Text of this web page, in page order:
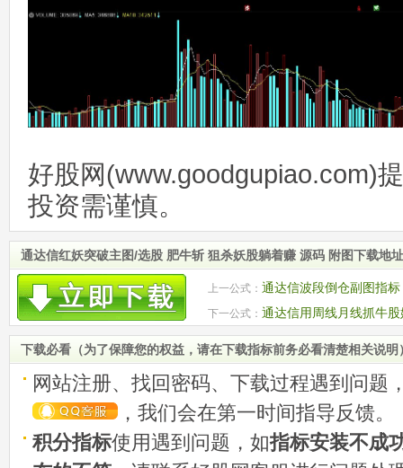
好股网(www.goodgupiao.com)
投资需谨慎。
通达信红妖突破主图/选股 肥牛斩 狙杀妖股躺着赚 源码 附图下载地址
上一公式： 通达信波段倒仓副图指
下一公式： 通达信用周线月线抓牛
下载必看（为了保障您的权益，请在下载指标前务必看清楚相关说明
网站注册、找回密码、下载过程遇到问题
，我们会在第一时间指导反馈。
积分指标使用遇到问题，如指标安装不成